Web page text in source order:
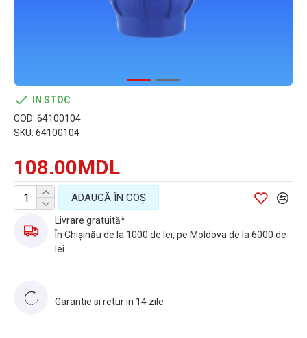
108.00MDL
IN STOC
COD: 64100104
SKU: 64100104
ADAUGĂ ÎN COŞ
Livrare gratuită*
În Chișinău de la 1000 de lei, pe Moldova de la 6000 de
lei
Garantie si retur in 14 zile